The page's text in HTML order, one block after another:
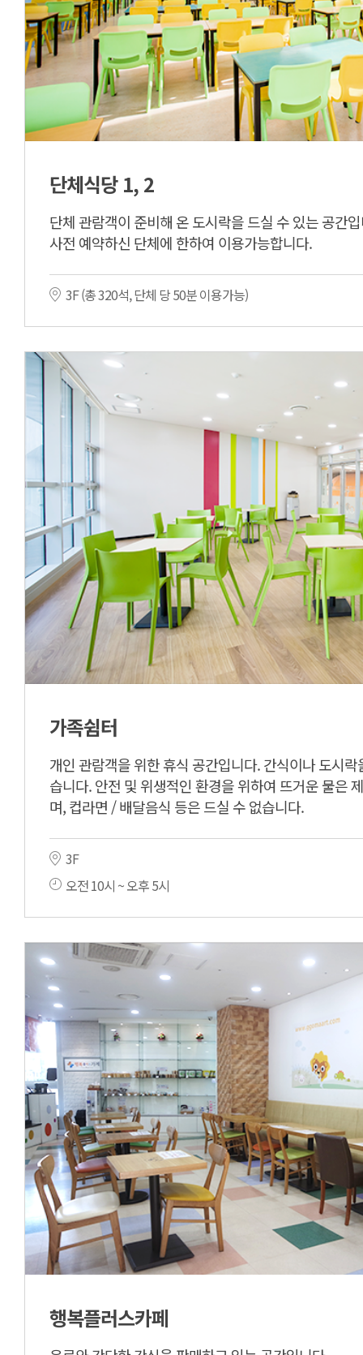
단체식당 1, 2
단체 관람객이 준비해 온 도시락을 드실 수 있는 공간
사전 예약하신 단체에 한하여 이용가능합니다.
3F (총 320석, 단체 당 50분 이용가능)
가족쉼터
개인 관람객을 위한 휴식 공간입니다. 간식이나 도시락
습니다. 안전 및 위생적인 환경을 위하여 뜨거운 물은
며, 컵라면 / 배달음식 등은 드실 수 없습니다.
3F
오전 10시 ~ 오후 5시
행복플러스카페